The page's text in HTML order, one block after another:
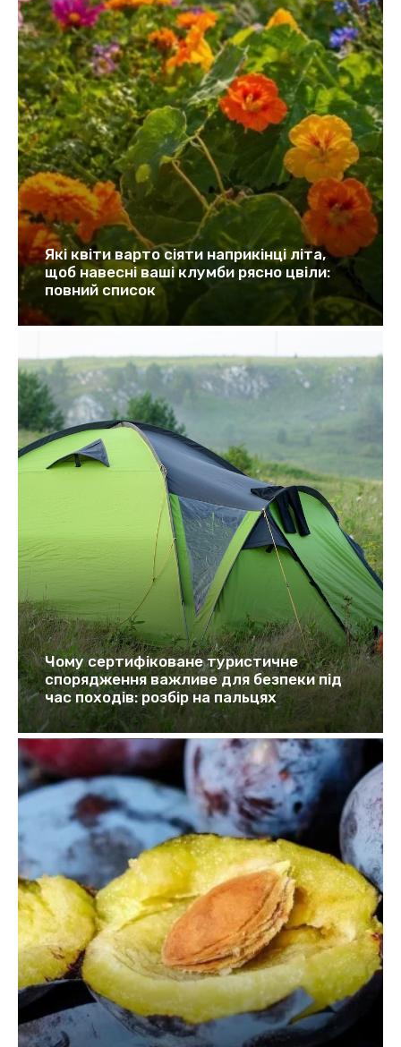
Які квіти варто сіяти наприкінці літа,
щоб навесні ваші клумби рясно цвіли:
повний список
Чому сертифіковане туристичне
спорядження важливе для безпеки під
час походів: розбір на пальцях